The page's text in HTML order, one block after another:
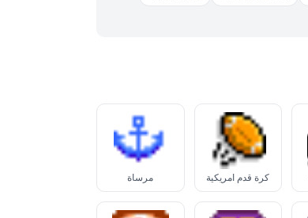
كرة قدم أمريكية مرساة